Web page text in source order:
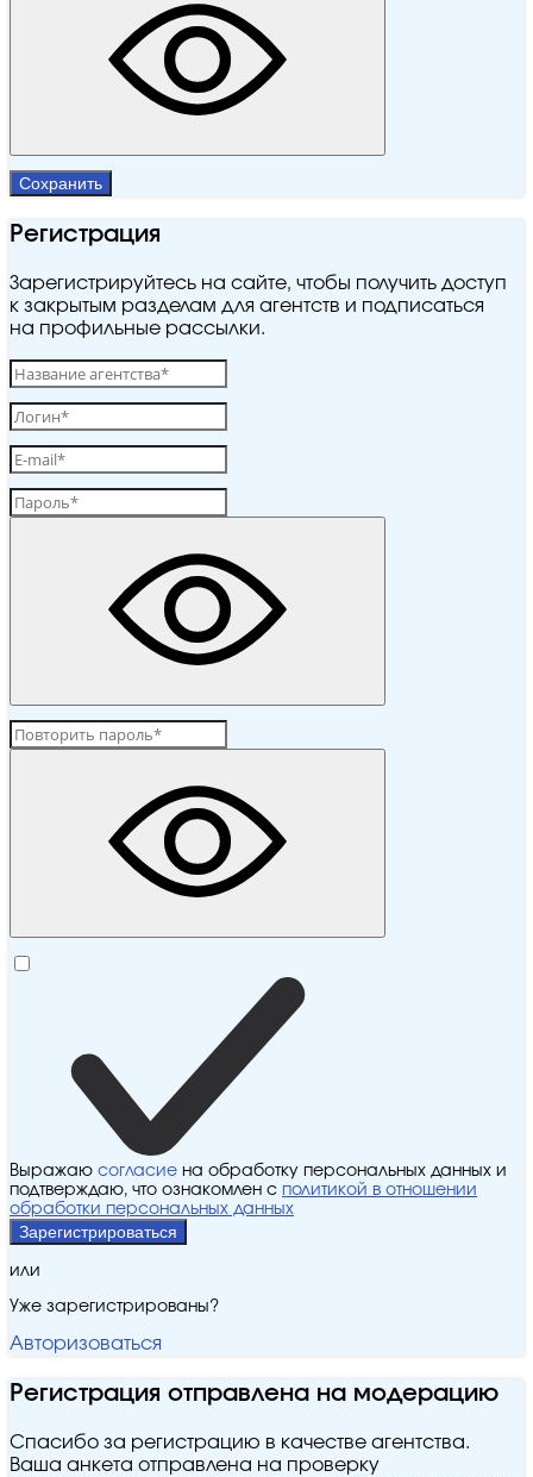
Сохранить
Регистрация
Зарегистрируйтесь на сайте, чтобы получить доступ
к закрытым разделам для агентств и подписаться
на профильные рассылки.
Выражаю согласие на обработку персональных данных и
подтверждаю, что ознакомлен с политикой в отношении
обработки персональных данных
Зарегистрироваться
или
Уже зарегистрированы?
Авторизоваться
Регистрация отправлена на модерацию
Спасибо за регистрацию в качестве агентства.
Ваша анкета отправлена на проверку